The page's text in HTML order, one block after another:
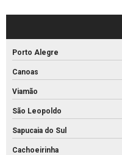
Fabrica de artefatos de concreto
Fabrica de bloco de concreto
Fabrica de bloco intertravado
Fábrica de blocos de cimento
Fábrica de blocos de concreto
Porto Alegre
Canoas
Viamão
São Leopoldo
Sapucaia do Sul
Cachoeirinha